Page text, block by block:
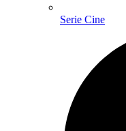
Serie Cine